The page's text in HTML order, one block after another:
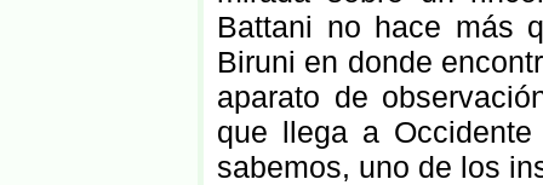
Battani no hace más
Biruni en donde
aparato de
que llega a
sabemos, uno de los